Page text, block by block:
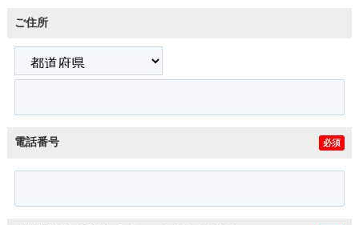
ご住所
電話番号 必須